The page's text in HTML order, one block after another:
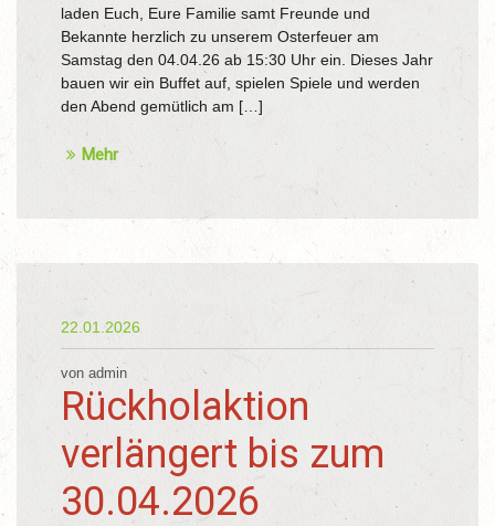
laden Euch, Eure Familie samt Freunde und
Bekannte herzlich zu unserem Osterfeuer am
Samstag den 04.04.26 ab 15:30 Uhr ein. Dieses Jahr
bauen wir ein Buffet auf, spielen Spiele und werden
den Abend gemütlich am […]
Mehr
22.01.2026
von admin
Rückholaktion
verlängert bis zum
30.04.2026